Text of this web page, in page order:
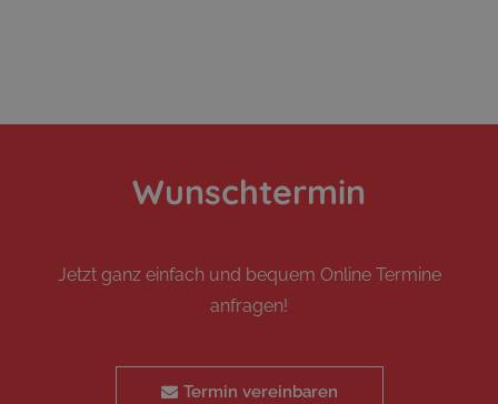
Wunschtermin
Jetzt ganz einfach und bequem Online Termine
anfragen!
Termin vereinbaren